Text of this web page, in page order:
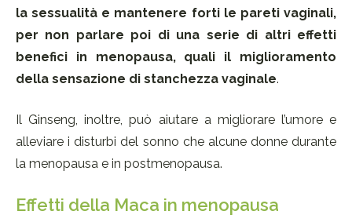
la sessualità e mantenere forti le pareti vaginali,
per non parlare poi di una serie di altri effetti
benefici in menopausa, quali il miglioramento
della sensazione di stanchezza vaginale.
Il Ginseng, inoltre, può aiutare a migliorare l’umore e
alleviare i disturbi del sonno che alcune donne durante
la menopausa e in postmenopausa.
Effetti della Maca in menopausa